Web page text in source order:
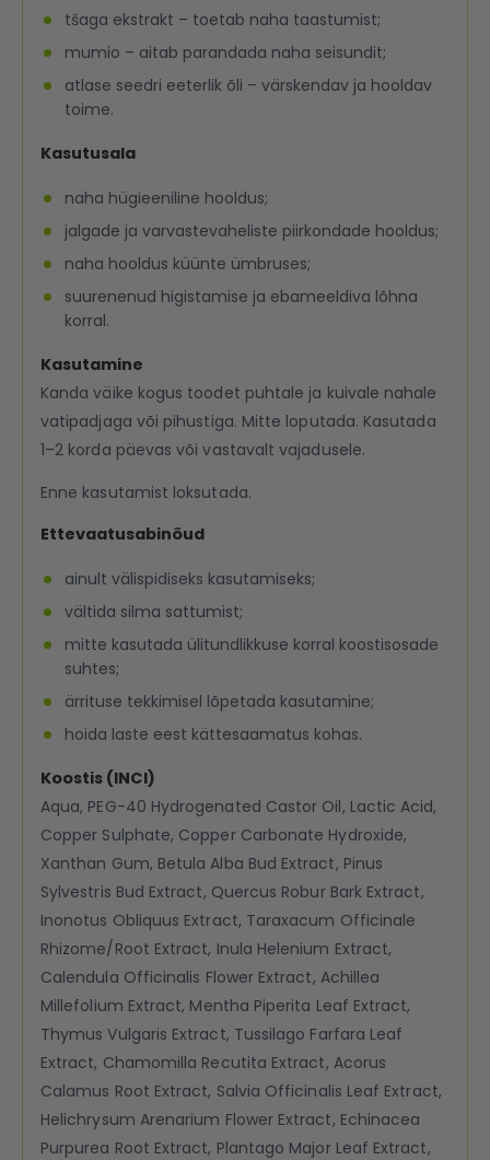
tšaga ekstrakt – toetab naha taastumist;
mumio – aitab parandada naha seisundit;
atlase seedri eeterlik õli – värskendav ja hooldav
toime.
Kasutusala
naha hügieeniline hooldus;
jalgade ja varvastevaheliste piirkondade hooldus;
naha hooldus küünte ümbruses;
suurenenud higistamise ja ebameeldiva lõhna
korral.
Kasutamine
Kanda väike kogus toodet puhtale ja kuivale nahale
vatipadjaga või pihustiga. Mitte loputada. Kasutada
1–2 korda päevas või vastavalt vajadusele.
Enne kasutamist loksutada.
Ettevaatusabinõud
ainult välispidiseks kasutamiseks;
vältida silma sattumist;
mitte kasutada ülitundlikkuse korral koostisosade
suhtes;
ärrituse tekkimisel lõpetada kasutamine;
hoida laste eest kättesaamatus kohas.
Koostis (INCI)
Aqua, PEG-40 Hydrogenated Castor Oil, Lactic Acid,
Copper Sulphate, Copper Carbonate Hydroxide,
Xanthan Gum, Betula Alba Bud Extract, Pinus
Sylvestris Bud Extract, Quercus Robur Bark Extract,
Inonotus Obliquus Extract, Taraxacum Officinale
Rhizome/Root Extract, Inula Helenium Extract,
Calendula Officinalis Flower Extract, Achillea
Millefolium Extract, Mentha Piperita Leaf Extract,
Thymus Vulgaris Extract, Tussilago Farfara Leaf
Extract, Chamomilla Recutita Extract, Acorus
Calamus Root Extract, Salvia Officinalis Leaf Extract,
Helichrysum Arenarium Flower Extract, Echinacea
Purpurea Root Extract, Plantago Major Leaf Extract,